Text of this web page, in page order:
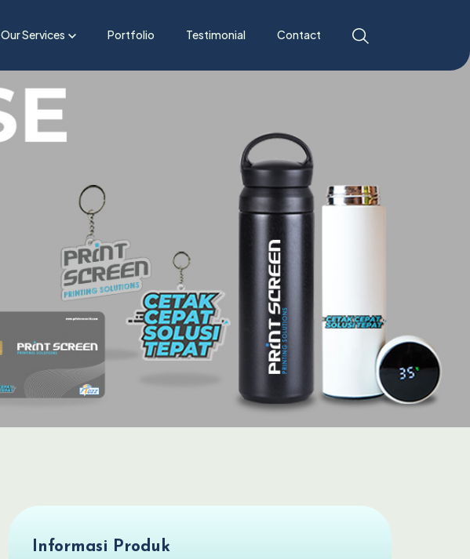
Our Services Portfolio Testimonial Contact
Informasi Produk